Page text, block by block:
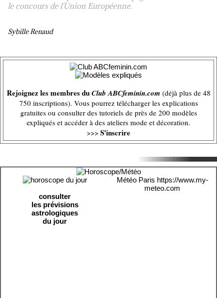
le concours de l'Union Européenne.
Sybille Renaud
Rejoignez les membres duClub ABCfeminin.com (déjà plus de 48
750 inscriptions). Vous pourrez télécharger les explications
gratuites ou consulter des tutoriels de près de 200 modèles
expliqués et accéder à des ateliers mode et décoration.
>>> S'inscrire
consulter
les prévisions
astrologiques
du jour
Météo Paris https://www.my-
meteo.com